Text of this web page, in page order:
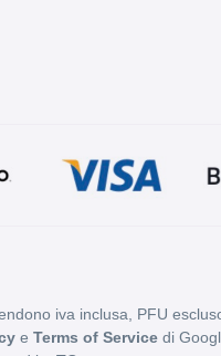
iva inclusa, PFU
e Terms of Service di